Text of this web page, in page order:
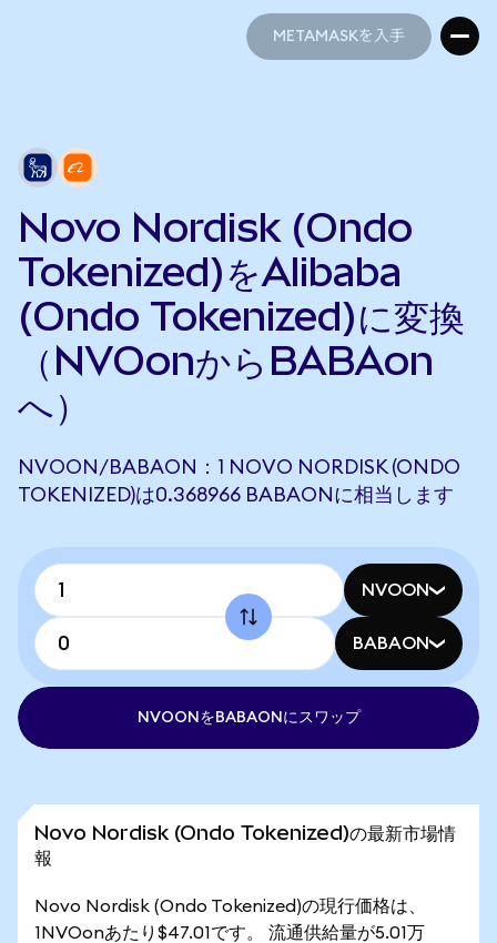
METAMASKを入手
Novo Nordisk (Ondo
Tokenized)をAlibaba
(Ondo Tokenized)に変換
（NVOonからBABAon
へ）
NVOON/BABAON：1 NOVO NORDISK (ONDO
TOKENIZED)は0.368966 BABAONに相当します
NVOON
BABAON
NVOONをBABAONにスワップ
Novo Nordisk (Ondo Tokenized)の最新市場情
報
Novo Nordisk (Ondo Tokenized)の現行価格は、
1NVOonあたり$47.01です。 流通供給量が5.01万